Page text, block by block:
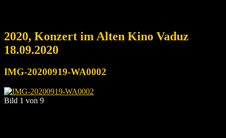
2020, Konzert im Alten Kino Vaduz
18.09.2020
IMG-20200919-WA0002
Bild 1 von 9